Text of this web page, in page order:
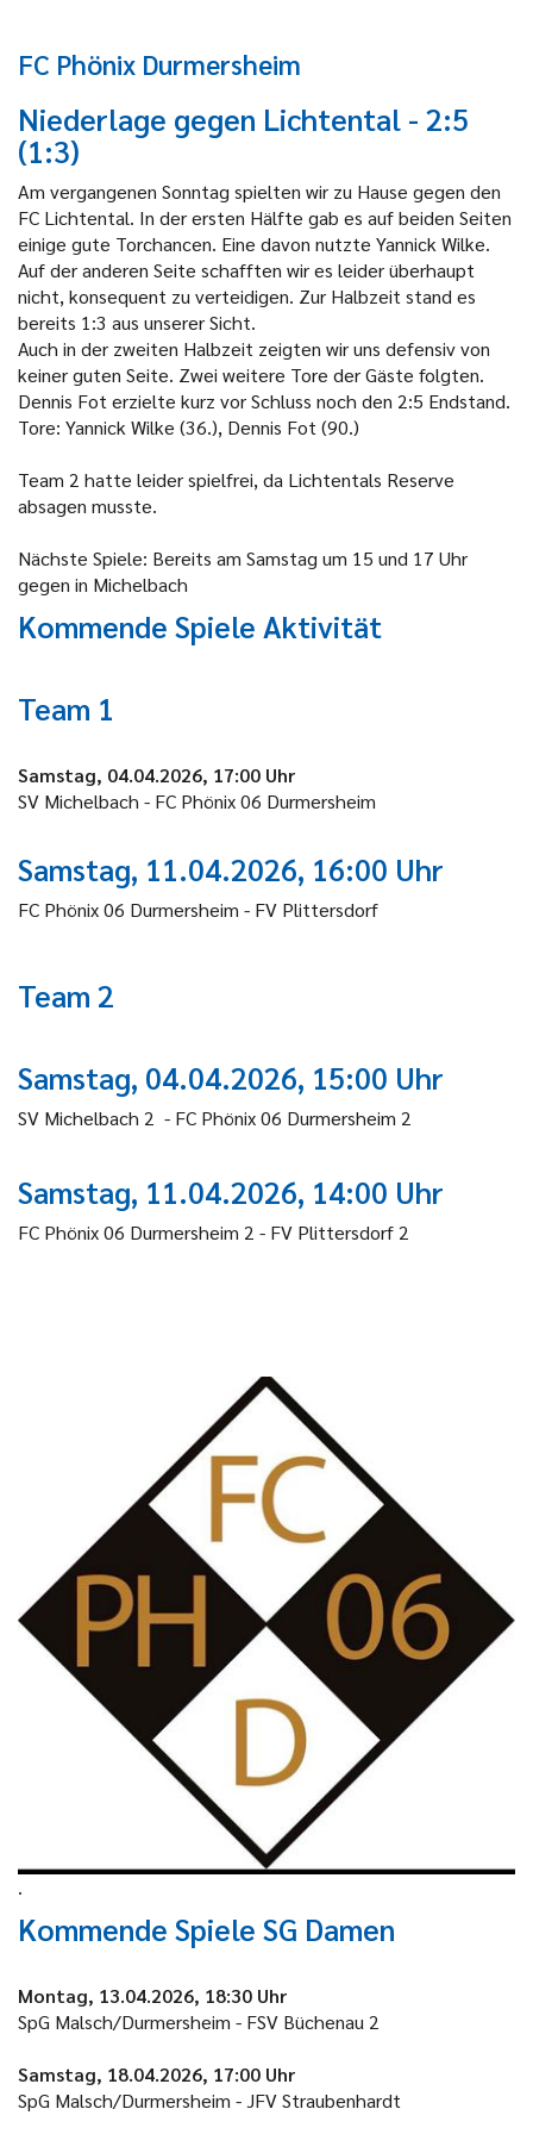
FC Phönix Durmersheim
Niederlage gegen Lichtental - 2:5
(1:3)
Am vergangenen Sonntag spielten wir zu Hause gegen den
FC Lichtental. In der ersten Hälfte gab es auf beiden Seiten
einige gute Torchancen. Eine davon nutzte Yannick Wilke.
Auf der anderen Seite schafften wir es leider überhaupt
nicht, konsequent zu verteidigen. Zur Halbzeit stand es
bereits 1:3 aus unserer Sicht.
Auch in der zweiten Halbzeit zeigten wir uns defensiv von
keiner guten Seite. Zwei weitere Tore der Gäste folgten.
Dennis Fot erzielte kurz vor Schluss noch den 2:5 Endstand.
Tore: Yannick Wilke (36.), Dennis Fot (90.)
Team 2 hatte leider spielfrei, da Lichtentals Reserve
absagen musste.
Nächste Spiele: Bereits am Samstag um 15 und 17 Uhr
gegen in Michelbach
Kommende Spiele Aktivität
Team 1
Samstag, 04.04.2026, 17:00 Uhr
SV Michelbach - FC Phönix 06 Durmersheim
Samstag, 11.04.2026, 16:00 Uhr
FC Phönix 06 Durmersheim - FV Plittersdorf
Team 2
Samstag, 04.04.2026, 15:00 Uhr
SV Michelbach 2 - FC Phönix 06 Durmersheim 2
Samstag, 11.04.2026, 14:00 Uhr
FC Phönix 06 Durmersheim 2 - FV Plittersdorf 2
.
Kommende Spiele SG Damen
Montag, 13.04.2026, 18:30 Uhr
SpG Malsch/Durmersheim - FSV Büchenau 2
Samstag, 18.04.2026, 17:00 Uhr
SpG Malsch/Durmersheim - JFV Straubenhardt